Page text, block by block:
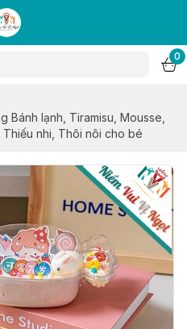
0
Bánh lạnh, Tiramisu, Mousse,
Thiếu nhi, Thôi nôi cho bé